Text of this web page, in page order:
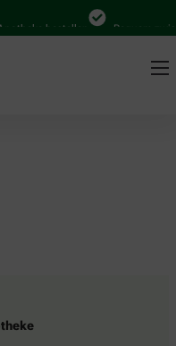
bestellen Bequem